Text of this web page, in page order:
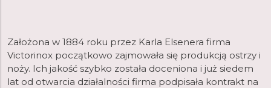
Założona w 1884 roku przez Karla Elsenera firma
Victorinox początkowo zajmowała się produkcją ostrzy i
noży. Ich jakość szybko została doceniona i już siedem
lat od otwarcia działalności firma podpisała kontrakt na